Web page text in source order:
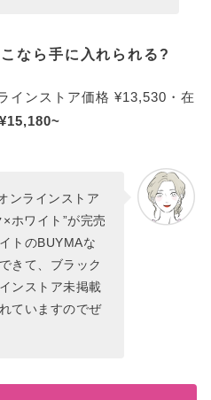
なら手に入れられる?
インストア価格 ¥13,530・在
ンラインストア
ホワイト”が完売
トのBUYMAな
きて、ブラック
ンストア未掲載
ていますのでぜ